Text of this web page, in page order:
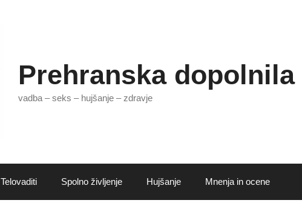
Prehranska dopolnila
vadba – seks – hujšanje – zdravje
Telovaditi Spolno življenje Hujšanje Mnenja in ocene